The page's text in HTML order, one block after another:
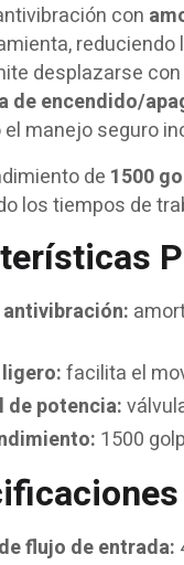
con
desplazarse
de encendido/
manejo seguro
de 1500
los tiempos de
facilita el
de potencia:
1500
flujo de entrada: